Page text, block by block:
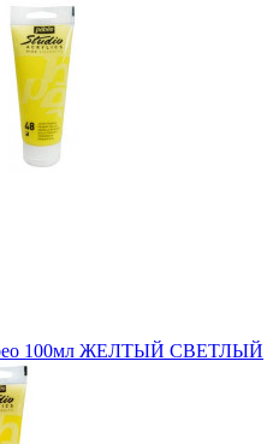
100мл ЖЕЛТЫЙ СВЕТЛЫЙ